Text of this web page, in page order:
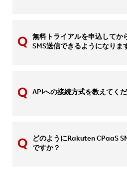
無料トライアルを申込してか
SMS送信できるようになりま
APIへの接続方式を教えてく
どのようにRakuten CPaaS
ですか？